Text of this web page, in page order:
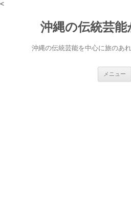
<
沖縄の伝統芸能
沖縄の伝統芸能を中心に旅のあ
メニュー